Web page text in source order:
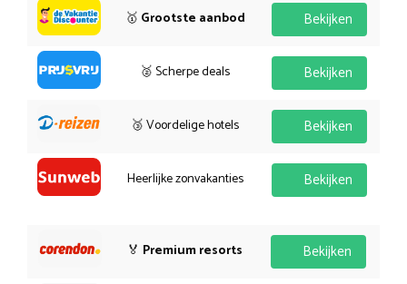
🥇 Grootste aanbod Bekijken
🥈 Scherpe deals Bekijken
🥉 Voordelige hotels Bekijken
Heerlijke zonvakanties Bekijken
🏅 Premium resorts Bekijken